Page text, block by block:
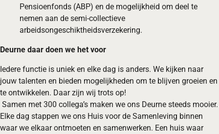
Pensioenfonds (ABP) en de mogelijkheid om deel te
nemen aan de semi-collectieve
arbeidsongeschiktheidsverzekering.
Deurne daar doen we het voor
Iedere functie is uniek en elke dag is anders. We kijken naar
jouw talenten en bieden mogelijkheden om te blijven groeien en
te ontwikkelen. Daar zijn wij trots op!
Samen met 300 collega’s maken we ons Deurne steeds mooier.
Elke dag stappen we ons Huis voor de Samenleving binnen
waar we elkaar ontmoeten en samenwerken. Een huis waar